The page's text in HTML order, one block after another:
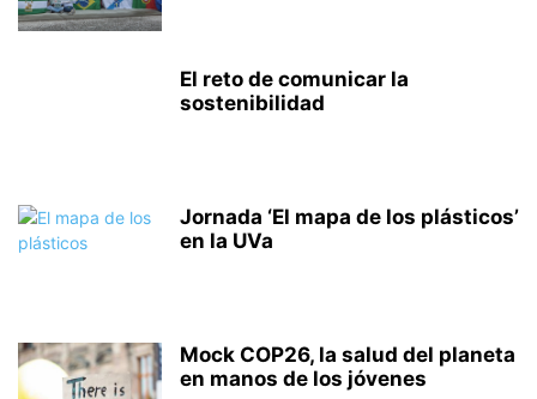
El reto de comunicar la
sostenibilidad
Jornada ‘El mapa de los plásticos’
en la UVa
Mock COP26, la salud del planeta
en manos de los jóvenes